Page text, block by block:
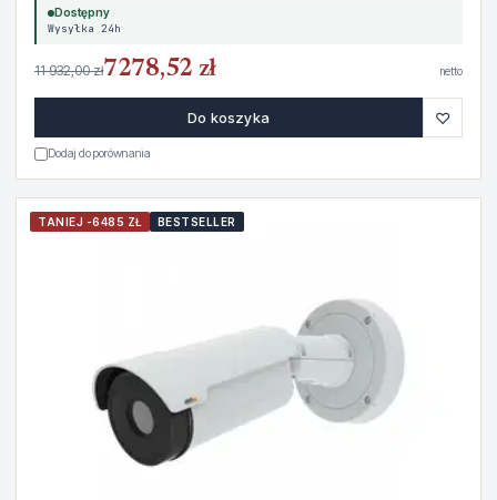
Dostępny
Wysyłka 24h
11 932,00 zł7278,52 zł netto
Do koszyka ♡
Dodaj do porównania
TANIEJ -6485 ZŁ BESTSELLER